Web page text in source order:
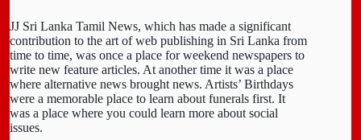
JJ Sri Lanka Tamil News, which has made a significant
contribution to the art of web publishing in Sri Lanka from
time to time, was once a place for weekend newspapers to
write new feature articles. At another time it was a place
where alternative news brought news. Artists’ Birthdays
were a memorable place to learn about funerals first. It
was a place where you could learn more about social
issues.